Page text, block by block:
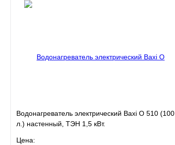
Водонагреватель электрический Baxi O 510 (100
л.) настенный, ТЭН 1,5 кВт.
Цена: